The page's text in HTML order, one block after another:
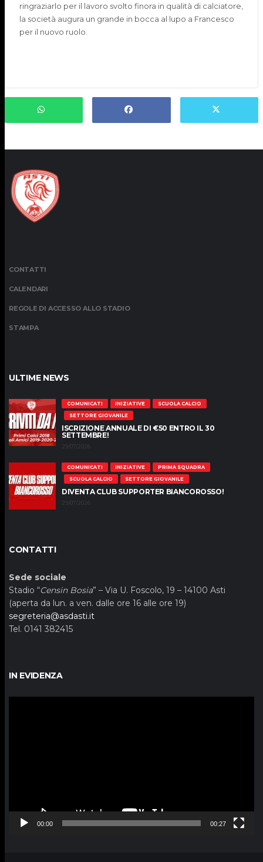
ringraziarlo per il lavoro svolto finora in qualità di calciatore,
la società augura un grande in bocca al lupo a Francesco
per il nuovo ruolo.
CONTATTI
CALENDARI
REGOLE DI ACCESSO ALLO STADIO
STAMPA
ULTIME NEWS
COMUNICATI INIZIATIVE
SCUOLA CALCIO
SETTORE GIOVANILE
ISCRIZIONE ANNUALE DI €50 ENTRO IL 30
SETTEMBRE!
29/07/2026
COMUNICATI INIZIATIVE
PRIMA SQUADRA
SCUOLA CALCIO
SETTORE GIOVANILE
DIVENTA CLUB SUPPORTER BIANCOROSSO!
29/07/2026
CONTATTI
Sede sociale
Stadio “Censin Bosia” – Via U. Foscolo, 19 – 14100 Asti
(aperta da lun. a ven. dalle ore 16 alle ore 19)
segreteria@asdasti.it
Tel. 0141 382415
IN EVIDENZA
00:00 00:27